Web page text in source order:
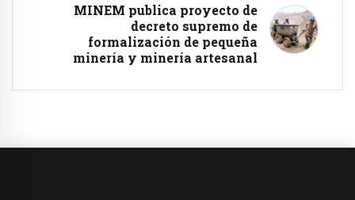
MINEM publica proyecto de
decreto supremo de
formalización de pequeña
minería y minería artesanal